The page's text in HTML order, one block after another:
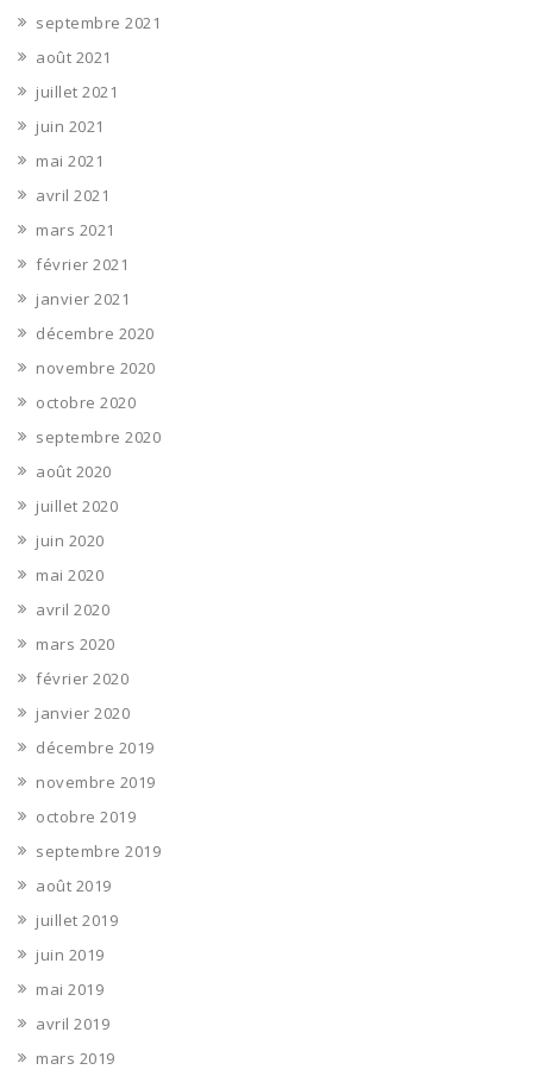
septembre 2021
août 2021
juillet 2021
juin 2021
mai 2021
avril 2021
mars 2021
février 2021
janvier 2021
décembre 2020
novembre 2020
octobre 2020
septembre 2020
août 2020
juillet 2020
juin 2020
mai 2020
avril 2020
mars 2020
février 2020
janvier 2020
décembre 2019
novembre 2019
octobre 2019
septembre 2019
août 2019
juillet 2019
juin 2019
mai 2019
avril 2019
mars 2019